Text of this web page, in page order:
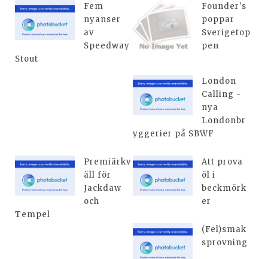
Fem
nyanser
av
Speedway
Stout
Founder's
poppar
Sverigetop
pen
London
Calling -
nya
Londonbr
yggerier på SBWF
Premiärkv
äll för
Jackdaw
och
Tempel
Att prova
öl i
beckmörk
er
(Fel)smak
sprovning